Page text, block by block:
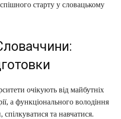
старту у словацькому
очікують від майбутніх
а функціонального володіння
та навчатися.